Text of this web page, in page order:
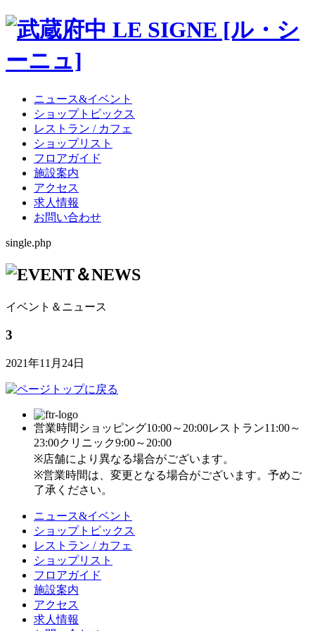
ニュース&イベント
ショップトピックス
レストラン / カフェ
ショップリスト
フロアガイド
施設案内
アクセス
求人情報
お問い合わせ
single.php
イベント＆ニュース
3
2021年11月24日
営業時間 ショッピング10:00～20:00レストラン11:00～
23:00クリニック9:00～20:00
※店舗により異なる場合がございます。
※営業時間は、変更となる場合がございます。予めご
了承ください。
ニュース&イベント
ショップトピックス
レストラン / カフェ
ショップリスト
フロアガイド
施設案内
アクセス
求人情報